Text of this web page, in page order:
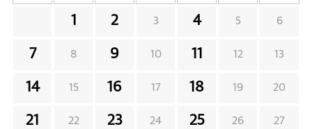
1 2 3 4 5 6
7 8 9 10 11 12 13
14 15 16 17 18 19 20
21 22 23 24 25 26 27